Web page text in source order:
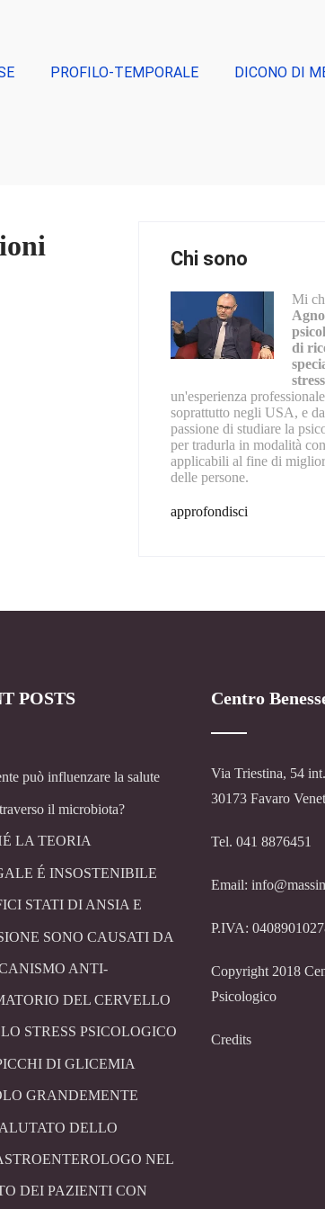
PROFILO-TEMPORALE DICONO DI
Chi sono
Mi
di
stress
un'esperienza
soprattutto negli USA, e
passione di studiare la
per tradurla in modalità
applicabili al fine di
delle persone.
approfondisci
POSTS
può influenzare la salute
il microbiota?
LA TEORIA
É INSOSTENIBILE
STATI DI ANSIA E
SONO CAUSATI DA
ANTI-
DEL CERVELLO
STRESS PSICOLOGICO
DI GLICEMIA
GRANDEMENTE
DELLO
NEL
DEI PAZIENTI CON
Centro
Via Triestina, 54
30173 Favaro
Tel. 041 8876451
Email:
P.IVA:
Copyright 2018
Psicologico
Credits